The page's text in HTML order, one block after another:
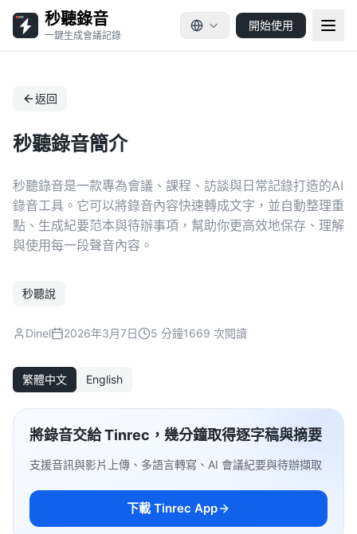
秒聽錄音
一鍵生成會議記錄
開始使用
返回
秒聽錄音簡介
秒聽錄音是一款專為會議、課程、訪談與日常記錄打造的AI
錄音工具。它可以將錄音內容快速轉成文字，並自動整理重
點、生成紀要范本與待辦事項，幫助你更高效地保存、理解
與使用每一段聲音內容。
秒聽說
Dinel 2026年3月7日 5 分鐘1669 次閱讀
繁體中文 English
將錄音交給 Tinrec，幾分鐘取得逐字稿與摘要
支援音訊與影片上傳、多語言轉寫、AI 會議紀要與待辦擷取
下載 Tinrec App